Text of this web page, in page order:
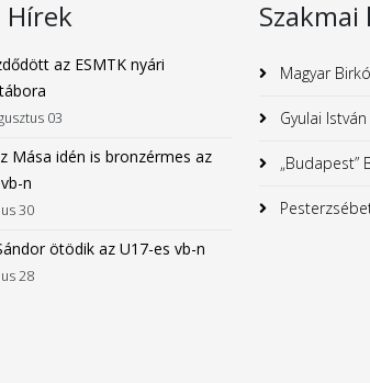
Hírek
az ESMTK nyári
03
Mása idén is bronzérmes az
n
30
ötödik az U17-es vb-n
28
Magyar
Gyulai
„Budapest”